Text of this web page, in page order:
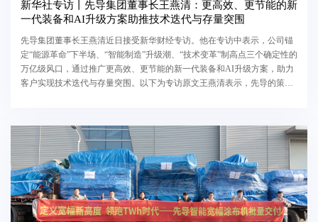
新华社专访丨先导集团董事长王燕清：更高效、更节能的新
一代装备和AI升级方案助推技术迭代与存量突围
先导集团董事长王燕清近日接受新华财经专访。他在专访中表示，公司锚
定“能源革命”下半场、“智能制造”升级潮、“技术变革”制高点三个确定性的
万亿级风口，通过推广更高效、更节能的新一代装备和AI升级方案，助力
客户实现技术迭代与存量突围。以下为专访原文王燕清表示，先导的策略